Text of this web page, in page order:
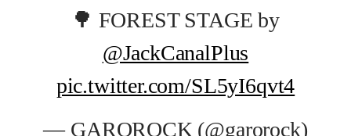
🌳 FOREST STAGE by
@JackCanalPlus
pic.twitter.com/SL5yI6qvt4
— GAROROCK (@garorock)